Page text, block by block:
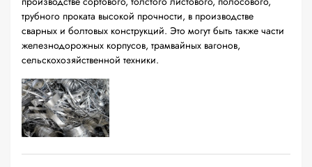
трубного проката высокой прочности, в производстве
сварных и болтовых конструкций. Это могут быть также части
железнодорожных корпусов, трамвайных вагонов,
сельскохозяйственной техники.